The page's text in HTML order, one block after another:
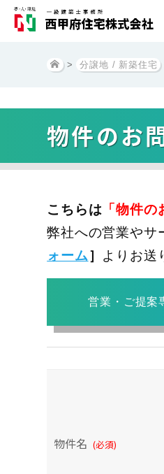
> 分譲地 / 新築住宅
物件のお
こちらは 「物件
弊社への営業やサ
ォーム］ よりお送
営業・ご提案